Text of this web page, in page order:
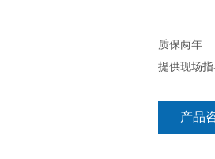
质保两年
提供现场
产品